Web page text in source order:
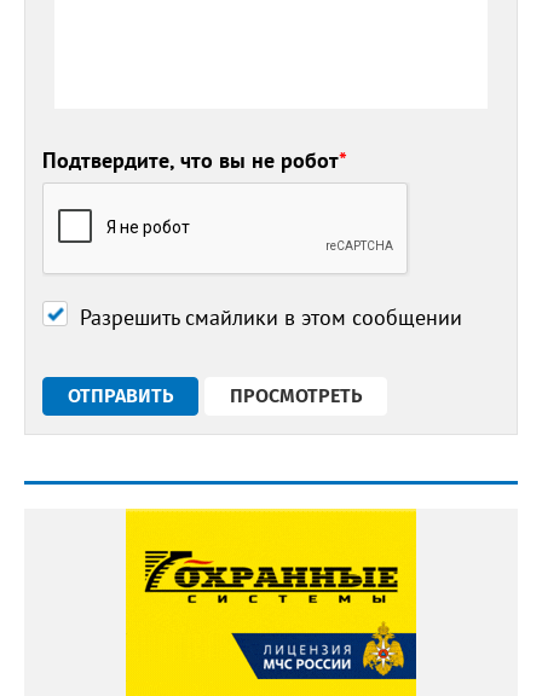
Подтвердите, что вы не робот*
Разрешить смайлики в этом сообщении